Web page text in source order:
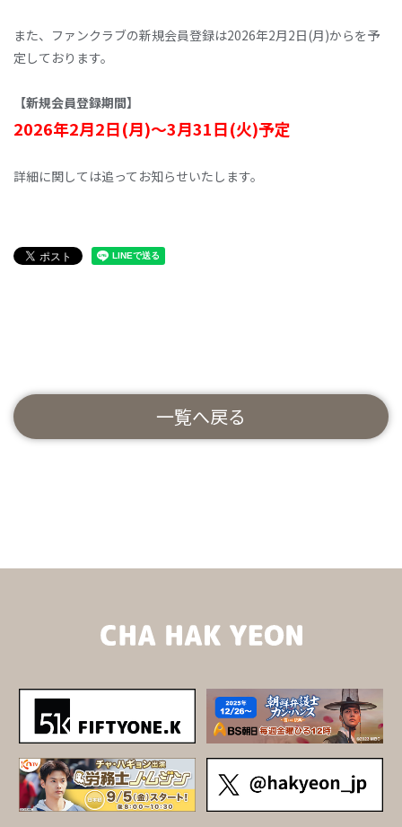
また、ファンクラブの新規会員登録は2026年2月2日(月)からを予
定しております。
【新規会員登録期間】
2026年2月2日(月)～3月31日(火)予定
詳細に関しては追ってお知らせいたします。
一覧へ戻る